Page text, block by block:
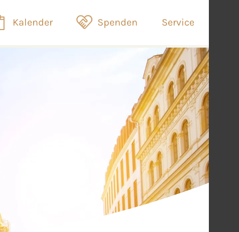
Kalender Spenden Service